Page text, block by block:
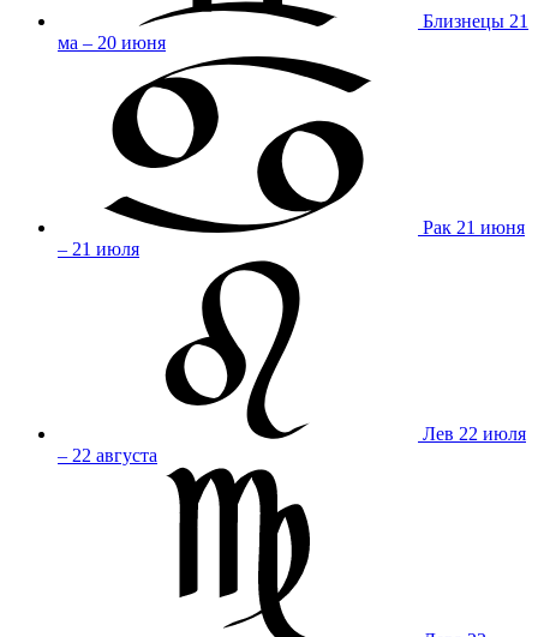
Близнецы 21
ма – 20 июня
Рак 21 июня
– 21 июля
Лев 22 июля
– 22 августа